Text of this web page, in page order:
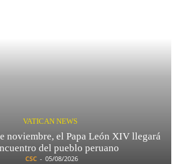
VATICAN NEWS
noviembre, el Papa León XIV llegará
del pueblo peruano
CSC - 05/08/2026